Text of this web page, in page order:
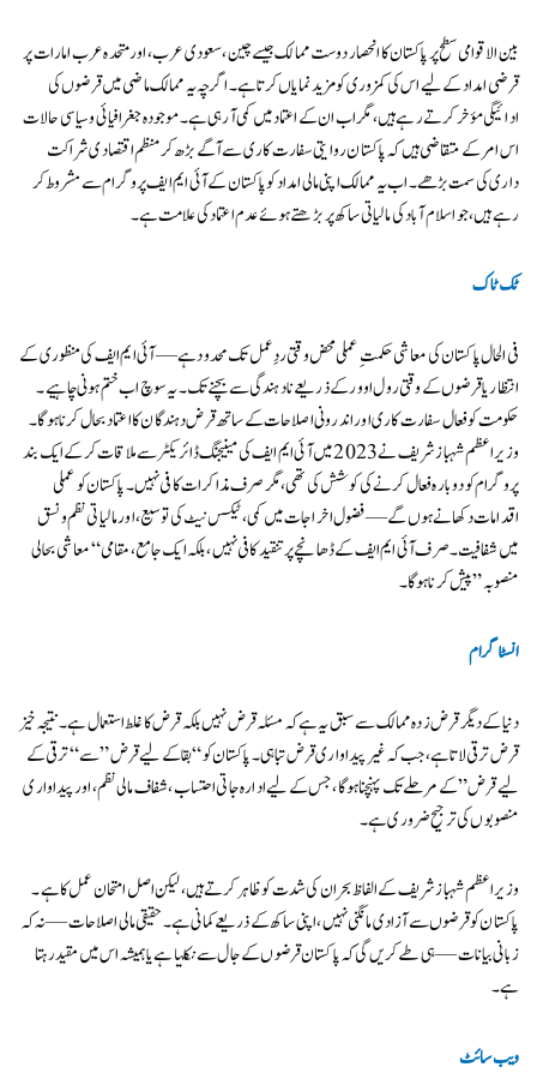
بین الاقوامی سطح پر پاکستان کا انحصار دوست ممالک جیسے چین، سعودی عرب، اور متحدہ عرب امارات پر
قرضی امداد کے لیے اس کی کمزوری کو مزید نمایاں کرتا ہے۔ اگرچہ یہ ممالک ماضی میں قرضوں کی
ادائیگی مؤخر کرتے رہے ہیں، مگر اب ان کے اعتماد میں کمی آ رہی ہے۔ موجودہ جغرافیائی و سیاسی حالات
اس امر کے متقاضی ہیں کہ پاکستان روایتی سفارت کاری سے آگے بڑھ کر منظم اقتصادی شراکت
داری کی سمت بڑھے۔ اب یہ ممالک اپنی مالی امداد کو پاکستان کے آئی ایم ایف پروگرام سے مشروط کر
رہے ہیں، جو اسلام آباد کی مالیاتی ساکھ پر بڑھتے ہوئے عدم اعتماد کی علامت ہے۔
ٹک ٹاک
فی الحال پاکستان کی معاشی حکمتِ عملی محض وقتی ردِعمل تک محدود ہے — آئی ایم ایف کی منظوری کے
انتظار یا قرضوں کے وقتی رول اوور کے ذریعے نادہندگی سے بچنے تک۔ یہ سوچ اب ختم ہونی چاہیے۔
حکومت کو فعال سفارت کاری اور اندرونی اصلاحات کے ساتھ قرض دہندگان کا اعتماد بحال کرنا ہوگا۔
وزیراعظم شہباز شریف نے 2023 میں آئی ایم ایف کی مینیجنگ ڈائریکٹر سے ملاقات کر کے ایک بند
پروگرام کو دوبارہ فعال کرنے کی کوشش کی تھی، مگر صرف مذاکرات کافی نہیں۔ پاکستان کو عملی
اقدامات دکھانے ہوں گے — فضول اخراجات میں کمی، ٹیکس نیٹ کی توسیع، اور مالیاتی نظم و نسق
میں شفافیت۔ صرف آئی ایم ایف کے ڈھانچے پر تنقید کافی نہیں، بلکہ ایک جامع، مقامی “معاشی بحالی
منصوبہ” پیش کرنا ہوگا۔
انسٹاگرام
دنیا کے دیگر قرض زدہ ممالک سے سبق یہ ہے کہ مسئلہ قرض نہیں بلکہ قرض کا غلط استعمال ہے۔ نتیجہ خیز
قرض ترقی لاتا ہے، جب کہ غیر پیداواری قرض تباہی۔ پاکستان کو “بقا کے لیے قرض” سے “ترقی کے
لیے قرض” کے مرحلے تک پہنچنا ہوگا، جس کے لیے ادارہ جاتی احتساب، شفاف مالی نظم، اور پیداواری
منصوبوں کی ترجیح ضروری ہے۔
وزیراعظم شہباز شریف کے الفاظ بحران کی شدت کو ظاہر کرتے ہیں، لیکن اصل امتحان عمل کا ہے۔
پاکستان کو قرضوں سے آزادی مانگنی نہیں، اپنی ساکھ کے ذریعے کمانی ہے۔ حقیقی مالی اصلاحات — نہ کہ
زبانی بیانات — ہی طے کریں گی کہ پاکستان قرضوں کے جال سے نکلتا ہے یا ہمیشہ اس میں مقید رہتا
ہے۔
ویب سائٹ